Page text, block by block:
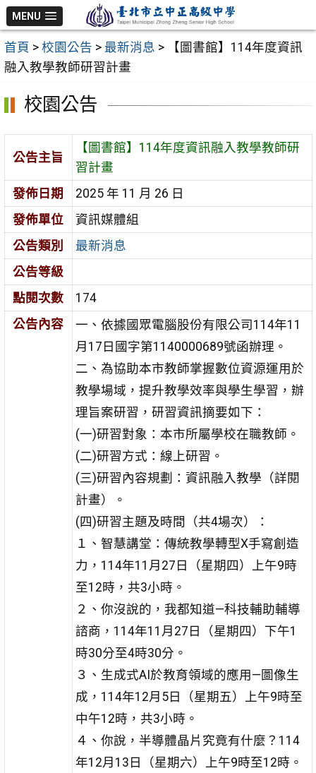
跳
至
主
要
MENU
首頁 > 校園公告 > 最新消息 >
【圖書館】114年度資訊
融入教學教師研習計畫
校園公告
公告主旨
【圖書館】114年度資訊融入教學教師研
習計畫
發佈日期
2025 年 11 月 26 日
發佈單位
資訊媒體組
公告類別
最新消息
公告等級
點閱次數
174
公告內容
一、依據國眾電腦股份有限公司114年11
月17日國字第1140000689號函辦理。
二、為協助本市教師掌握數位資源運用於
教學場域，提升教學效率與學生學習，辦
理旨案研習，研習資訊摘要如下：
(一)研習對象：本市所屬學校在職教師。
(二)研習方式：線上研習。
(三)研習內容規劃：資訊融入教學（詳閱
計畫）。
(四)研習主題及時間（共4場次）：
１、智慧講堂：傳統教學轉型X手寫創造
力，114年11月27日（星期四）上午9時
至12時，共3小時。
２、你沒說的，我都知道—科技輔助輔導
諮商，114年11月27日（星期四）下午1
時30分至4時30分。
３、生成式AI於教育領域的應用—圖像生
成，114年12月5日（星期五）上午9時至
中午12時，共3小時。
４、你說，半導體晶片究竟有什麼？114
年12月13日（星期六）上午9時至12時。